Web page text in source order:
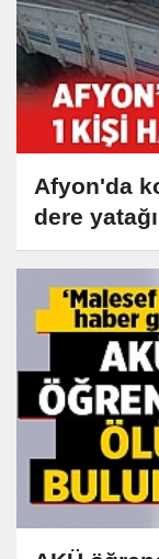
Afyon'da
dere